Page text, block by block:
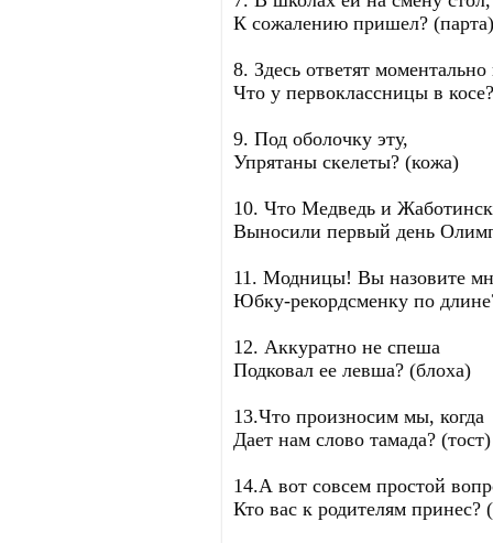
К сожалению пришел? (парта)
8. Здесь ответят моментально
Что у первоклассницы в
9. Под оболочку эту,
Упрятаны скелеты? (кожа)
10. Что Медведь и
Выносили первый день
11. Модницы! Вы назовите
Юбку-рекордсменку по
12. Аккуратно не спеша
Подковал ее левша? (блоха)
13.Что произносим мы, когда
Дает нам слово тамада? (тост)
14.А вот совсем простой
Кто вас к родителям принес?